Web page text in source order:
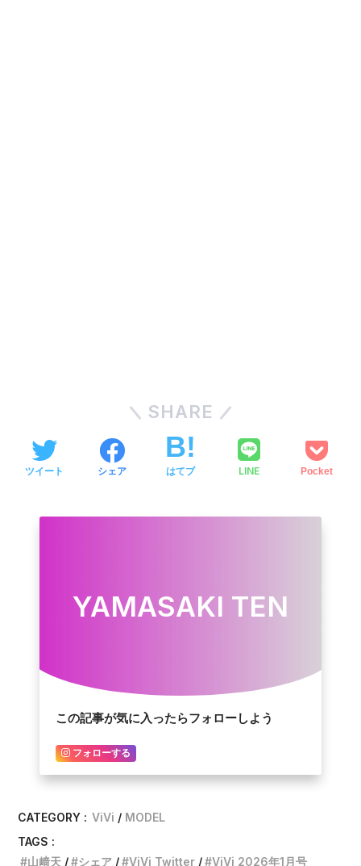
SHARE
ツイート シェア はてブ LINE Pocket
YAMASAKI TEN
この記事が気に入ったらフォローしよう
フォローする
CATEGORY : ViVi
MODEL
TAGS :
山﨑天
シェア ViVi Twitter ViVi 2026年1月号